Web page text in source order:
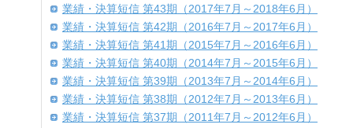
業績・決算短信 第43期（2017年7月～2018年6月）
業績・決算短信 第42期（2016年7月～2017年6月）
業績・決算短信 第41期（2015年7月～2016年6月）
業績・決算短信 第40期（2014年7月～2015年6月）
業績・決算短信 第39期（2013年7月～2014年6月）
業績・決算短信 第38期（2012年7月～2013年6月）
業績・決算短信 第37期（2011年7月～2012年6月）